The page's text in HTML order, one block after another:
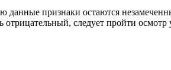
признаки остаются
следует пройти